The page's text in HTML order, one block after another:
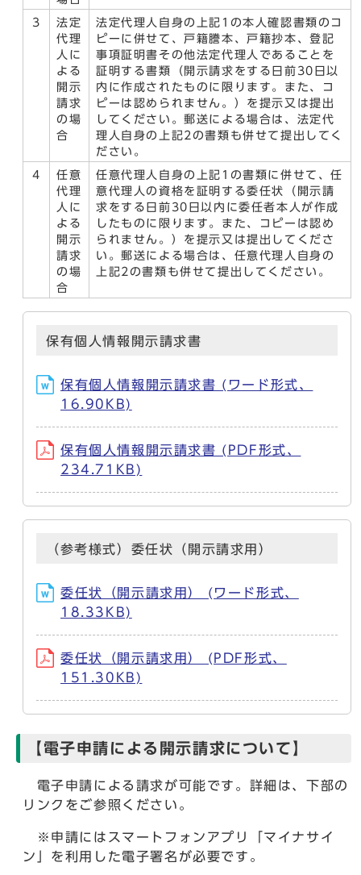
3
法定
代理
人に
よる
開示
請求
の場
合
法定代理人自身の上記1の本人確認書類のコ
ピーに併せて、戸籍謄本、戸籍抄本、登記
事項証明書その他法定代理人であることを
証明する書類（開示請求をする日前30日以
内に作成されたものに限ります。また、コ
ピーは認められません。）を提示又は提出
してください。郵送による場合は、法定代
理人自身の上記2の書類も併せて提出してく
ださい。
4
任意
代理
人に
よる
開示
請求
の場
合
任意代理人自身の上記1の書類に併せて、任
意代理人の資格を証明する委任状（開示請
求をする日前30日以内に委任者本人が作成
したものに限ります。また、コピーは認め
られません。）を提示又は提出してくださ
い。郵送による場合は、任意代理人自身の
上記2の書類も併せて提出してください。
保有個人情報開示請求書
保有個人情報開示請求書 (ワード形式、
16.90KB)
保有個人情報開示請求書 (PDF形式、
234.71KB)
（参考様式）委任状（開示請求用）
委任状（開示請求用） (ワード形式、
18.33KB)
委任状（開示請求用） (PDF形式、
151.30KB)
【電子申請による開示請求について】
電子申請による請求が可能です。詳細は、下部の
リンクをご参照ください。
※申請にはスマートフォンアプリ「マイナサイ
ン」を利用した電子署名が必要です。